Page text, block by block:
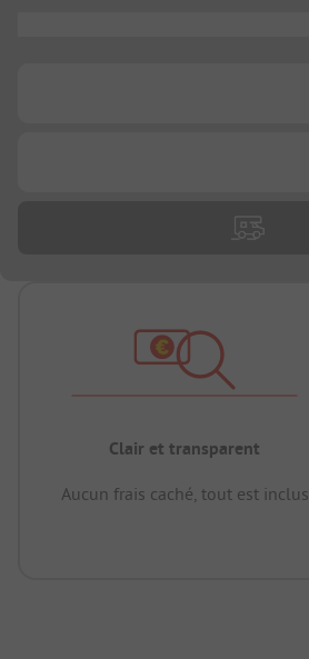
Clair et transparent
Aucun frais caché, tout est inclus